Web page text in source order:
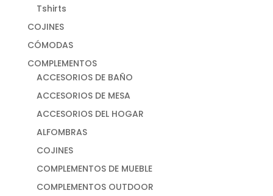
Tshirts
COJINES
CÓMODAS
COMPLEMENTOS
ACCESORIOS DE BAÑO
ACCESORIOS DE MESA
ACCESORIOS DEL HOGAR
ALFOMBRAS
COJINES
COMPLEMENTOS DE MUEBLE
COMPLEMENTOS OUTDOOR